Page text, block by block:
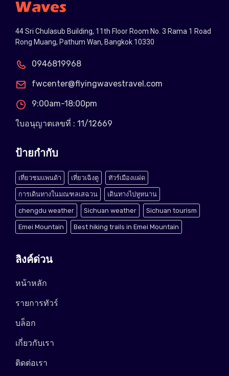
44 Sri Chulasub Building, 11th Floor Room No. 3 Rama 1 Road
Rong Muang, Pathum Wan, Bangkok 10330
0946819968
fwcenter@flyingwavestravel.com
9:00am-18:00pm
ใบอนุญาตเลขที่ : 11/12669
ป้ายกำกับ
เที่ยวชมแพนด้า เที่ยวเฉิงตู ทัวร์เมืองแฝด
การเดินทางในมณฑลเสฉวน เดินทางไปหูหนาน
chengdu weather Sichuan weather Sichuan tourism
Emei Mountain Best hiking trails in Emei Mountain
ลิงค์ด่วน
หน้าหลัก
รายการทัวร์
บล็อก
เกี่ยวกับเรา
ติดต่อเรา